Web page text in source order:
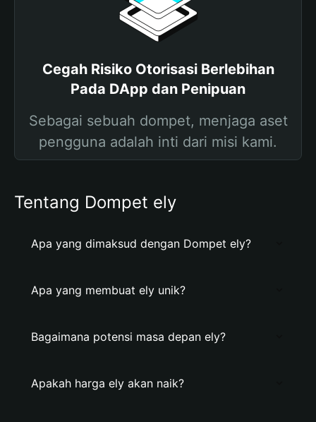
Cegah Risiko Otorisasi Berlebihan
Pada DApp dan Penipuan
Sebagai sebuah dompet, menjaga aset
pengguna adalah inti dari misi kami.
Tentang Dompet ely
Apa yang dimaksud dengan Dompet ely?
Apa yang membuat ely unik?
Bagaimana potensi masa depan ely?
Apakah harga ely akan naik?